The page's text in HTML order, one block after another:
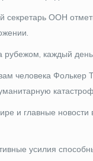
секретарь ООН
каждый
человека Фолькер
и главные
усилия